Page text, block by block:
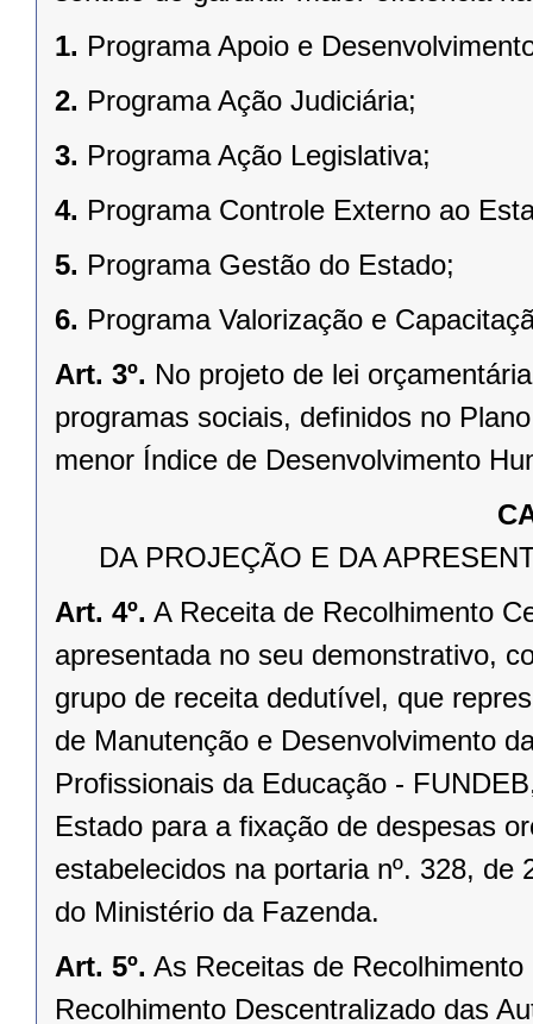
1. Programa Apoio e
2. Programa Ação Judiciária;
3. Programa Ação Legislativa;
4. Programa Controle Externo ao
5. Programa Gestão do Estado;
6. Programa Valorização e
Art. 3º. No projeto de lei
programas sociais, definidos no
menor Índice de Desenvolvimento
DA PROJEÇÃO E DA
Art. 4º. A Receita de Recolhimento
apresentada no seu demonstrativo,
grupo de receita dedutível, que
de Manutenção e Desenvolvimento
Profissionais da Educação -
Estado para a fixação de despesas
estabelecidos na portaria nº. 328, de
do Ministério da Fazenda.
Art. 5º. As Receitas de
Recolhimento Descentralizado das